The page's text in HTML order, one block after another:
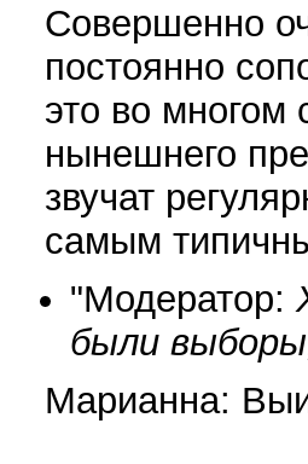
Совершенно
постоянно
это во многом
нынешнего
звучат
самым
"Модератор:
были
Марианна: